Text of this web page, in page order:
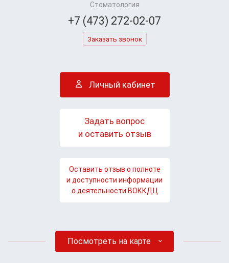
Стоматология
+7 (473) 272-02-07
Заказать звонок
Личный кабинет
Задать вопрос
и оставить отзыв
Оставить отзыв о полноте
и доступности информации
о деятельности ВОККДЦ
Посмотреть на карте